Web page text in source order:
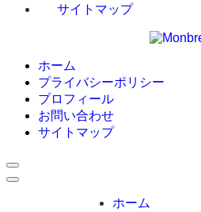
サイトマップ
ホーム
プライバシーポリシー
プロフィール
お問い合わせ
サイトマップ
ホーム